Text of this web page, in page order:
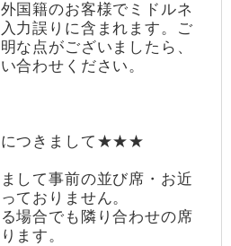
国籍のお客様でミドルネ
力誤りに含まれます。ご
な点がございましたら、
合わせください。
つきまして★★★
して事前の並び席・お近
ておりません。
場合でも隣り合わせの席
ます。